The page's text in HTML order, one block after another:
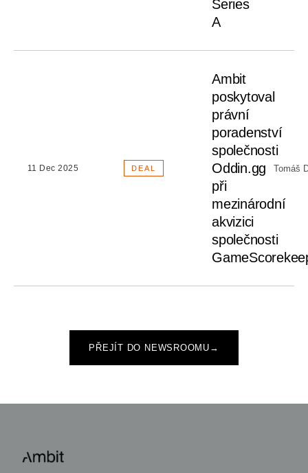
Series
A
11 Dec 2025 DEAL
Ambit
poskytoval
právní
poradenství
společnosti
Oddin.gg
při
mezinárodní
akvizici
společnosti
Tomáš
PŘEJÍT DO NEWSROOMU →